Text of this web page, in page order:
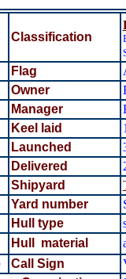
Classification
Flag
Owner
Manager
Keel laid
Launched
Delivered
Shipyard
Yard number
Hull type
Hull material
Call Sign